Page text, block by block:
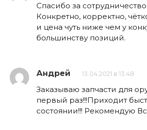
Спасибо за
Конкретно, корректно,
и цена чуть ниже чем у
большинству позиций.
Андрей 13.04.2021 в 13:48
Заказываю запчасти для
первый раз!!!Приходит
состоянии!!! Рекомендую